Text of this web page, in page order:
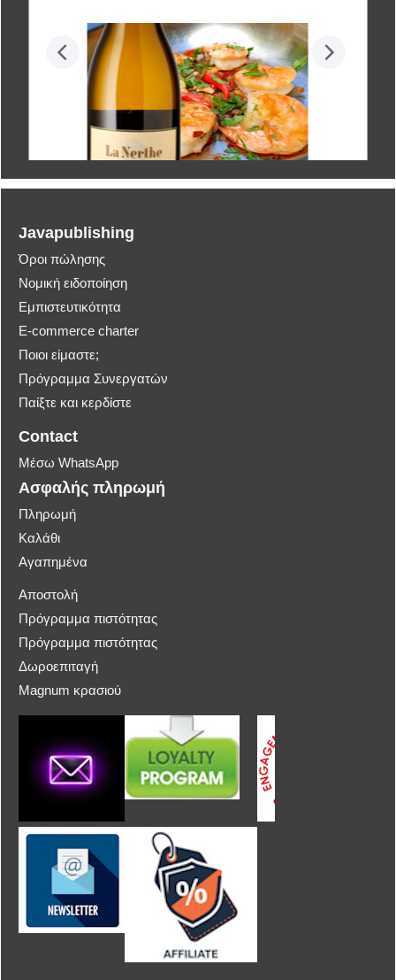
Javapublishing
Όροι πώλησης
Νομική ειδοποίηση
Εμπιστευτικότητα
E-commerce charter
Ποιοι είμαστε;
Πρόγραμμα Συνεργατών
Παίξτε και κερδίστε
Contact
Μέσω WhatsApp
Ασφαλής πληρωμή
Πληρωμή
Καλάθι
Αγαπημένα
Αποστολή
Πρόγραμμα πιστότητας
Πρόγραμμα πιστότητας
Δωροεπιταγή
Magnum κρασιού